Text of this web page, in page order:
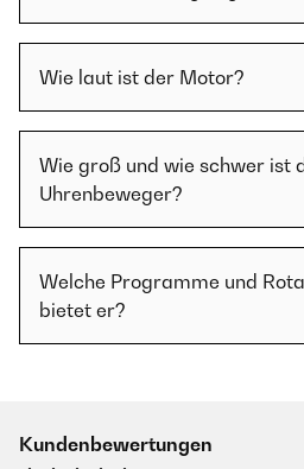
Wie laut ist der Motor?
Wie groß und wie schwer ist
Uhrenbeweger?
Welche Programme und
bietet er?
Kundenbewertungen